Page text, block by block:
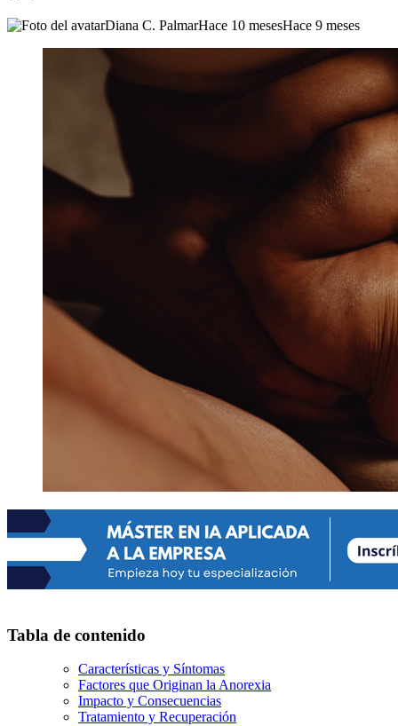
Diana C. PalmarHace 10 mesesHace 9 meses
Tabla de contenido
Características y Síntomas
Factores que Originan la Anorexia
Impacto y Consecuencias
Tratamiento y Recuperación